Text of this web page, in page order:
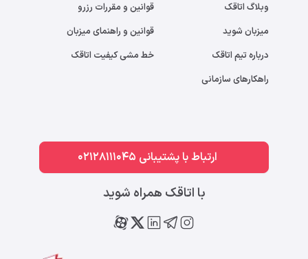
وبلاگ اتاقک
میزبان شوید
درباره تیم اتاقک
راهکارهای سازمانی
قوانین و مقررات رزرو
قوانین و راهنمای میزبان
خط مشی کیفیت اتاقک
ارتباط با پشتیبانی 02128111045
با اتاقک همراه شوید